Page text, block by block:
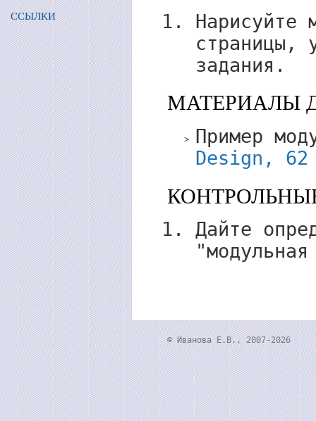
ССЫЛКИ
Нарисуйте
страницы,
задания.
МАТЕРИАЛЫ
Пример
Design, 62
Дайте
© Иванова Е.В., 2007-2026